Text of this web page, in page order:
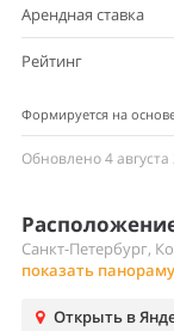
Арендная ставка
Рейтинг
Формируется на
Обновлено 4 августа
Санкт-Петербург,
показать панораму
Открыть в